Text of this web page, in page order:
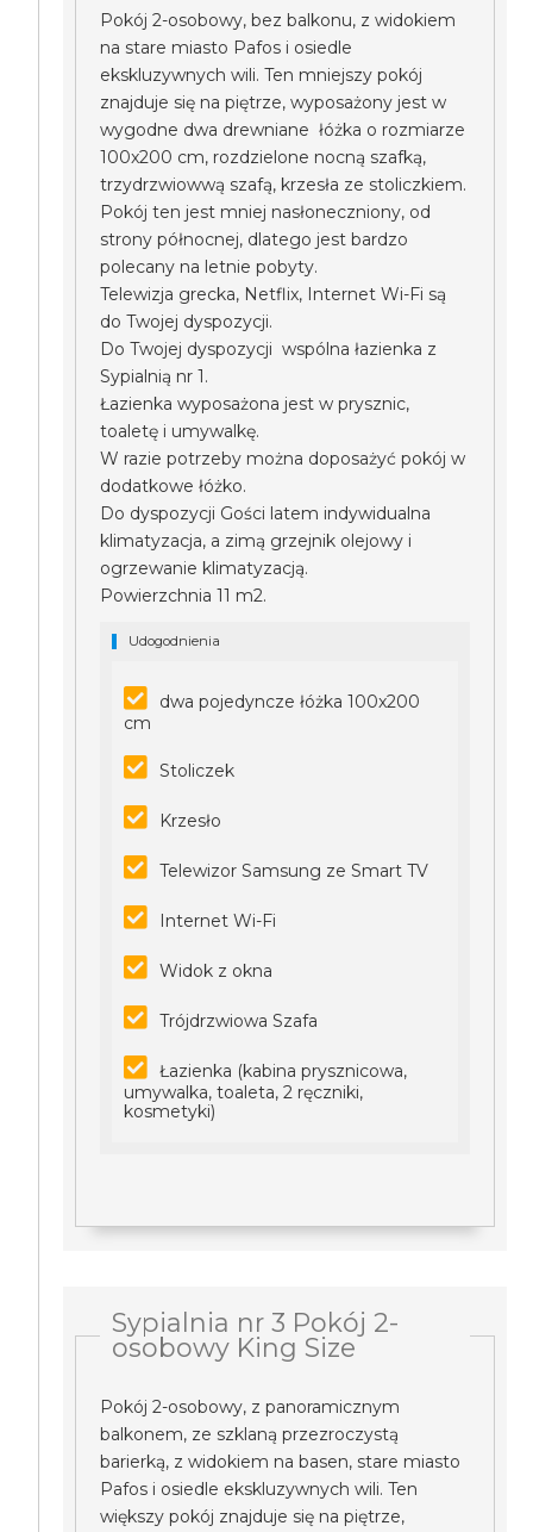
Pokój 2-osobowy, bez balkonu, z widokiem
na stare miasto Pafos i osiedle
ekskluzywnych wili. Ten mniejszy pokój
znajduje się na piętrze, wyposażony jest w
wygodne dwa drewniane łóżka o rozmiarze
100x200 cm, rozdzielone nocną szafką,
trzydrzwiowwą szafą, krzesła ze stoliczkiem.
Pokój ten jest mniej nasłoneczniony, od
strony północnej, dlatego jest bardzo
polecany na letnie pobyty.
Telewizja grecka, Netflix, Internet Wi-Fi są
do Twojej dyspozycji.
Do Twojej dyspozycji wspólna łazienka z
Sypialnią nr 1.
Łazienka wyposażona jest w prysznic,
toaletę i umywalkę.
W razie potrzeby można doposażyć pokój w
dodatkowe łóżko.
Do dyspozycji Gości latem indywidualna
klimatyzacja, a zimą grzejnik olejowy i
ogrzewanie klimatyzacją.
Powierzchnia 11 m2.
Udogodnienia
dwa pojedyncze łóżka 100x200
cm
Stoliczek
Krzesło
Telewizor Samsung ze Smart TV
Internet Wi-Fi
Widok z okna
Trójdrzwiowa Szafa
Łazienka (kabina prysznicowa,
umywalka, toaleta, 2 ręczniki,
kosmetyki)
Sypialnia nr 3 Pokój 2-
osobowy King Size
Pokój 2-osobowy, z panoramicznym
balkonem, ze szklaną przezroczystą
barierką, z widokiem na basen, stare miasto
Pafos i osiedle ekskluzywnych wili. Ten
większy pokój znajduje się na piętrze,